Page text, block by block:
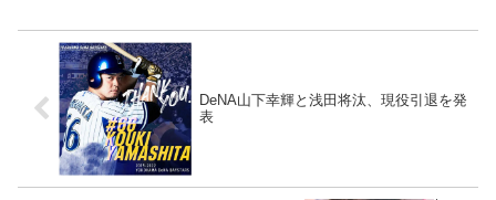
DeNA山下幸輝と浅田将汰、現役引退を発
表